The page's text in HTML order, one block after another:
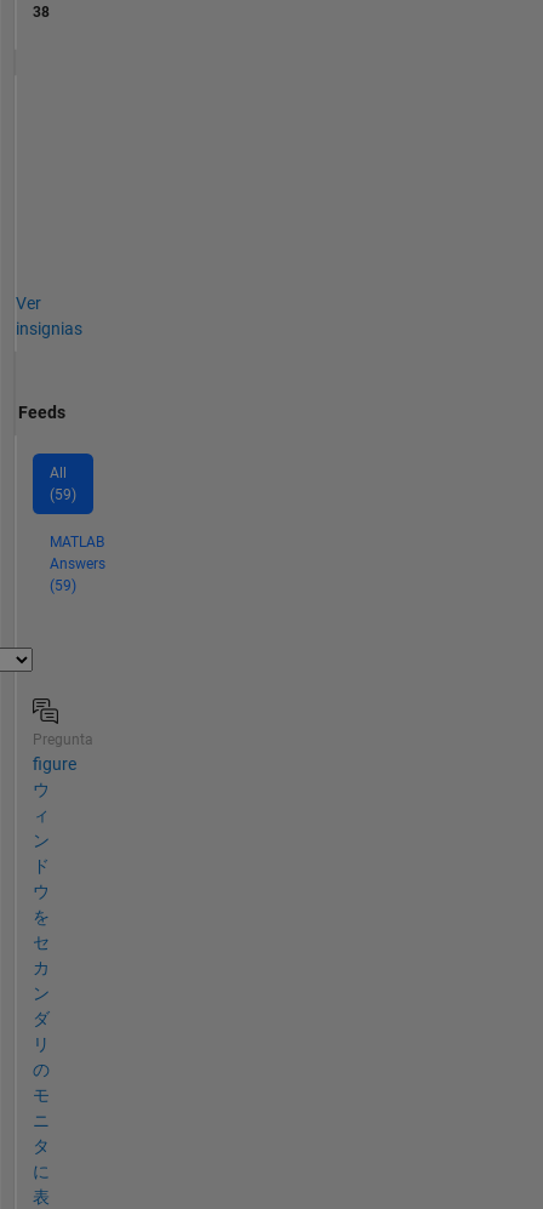
38
Ver
insignias
Feeds
All
(59)
MATLAB
Answers
(59)
Pregunta
figure
ウ
ィ
ン
ド
ウ
を
セ
カ
ン
ダ
リ
の
モ
ニ
タ
に
表